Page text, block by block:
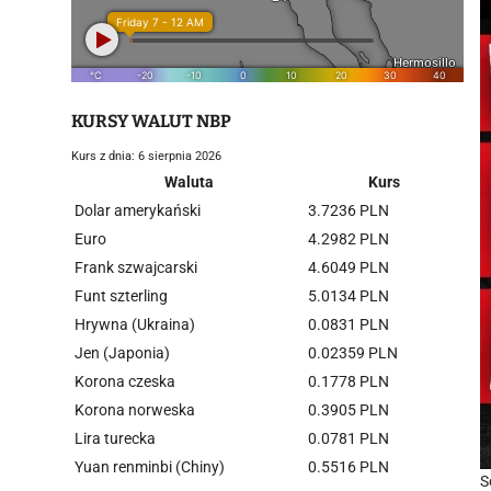
KURSY WALUT NBP
Kurs z dnia: 6 sierpnia 2026
Waluta
Kurs
Dolar amerykański
3.7236 PLN
Euro
4.2982 PLN
Frank szwajcarski
4.6049 PLN
Funt szterling
5.0134 PLN
Hrywna (Ukraina)
0.0831 PLN
Jen (Japonia)
0.02359 PLN
Korona czeska
0.1778 PLN
Korona norweska
0.3905 PLN
Lira turecka
0.0781 PLN
Yuan renminbi (Chiny)
0.5516 PLN